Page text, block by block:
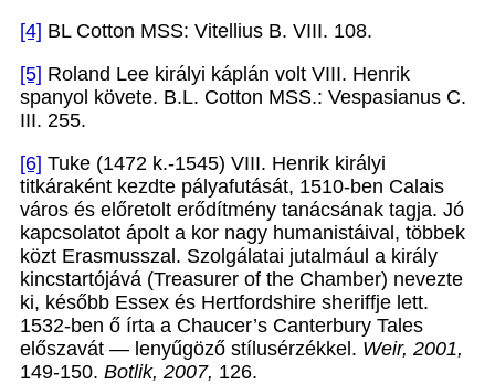
[4] BL Cotton MSS: Vitellius B. VIII. 108.
[5] Roland Lee királyi káplán volt VIII. Henrik
spanyol követe. B.L. Cotton MSS.: Vespasianus C.
III. 255.
[6] Tuke (1472 k.-1545) VIII. Henrik királyi
titkáraként kezdte pályafutását, 1510-ben Calais
város és előretolt erődítmény tanácsának tagja. Jó
kapcsolatot ápolt a kor nagy humanistáival, többek
közt Erasmusszal. Szolgálatai jutalmául a király
kincstartójává (Treasurer of the Chamber) nevezte
ki, később Essex és Hertfordshire sheriffje lett.
1532-ben ő írta a Chaucer’s Canterbury Tales
előszavát — lenyűgöző stílusérzékkel. Weir, 2001,
149-150. Botlik, 2007, 126.